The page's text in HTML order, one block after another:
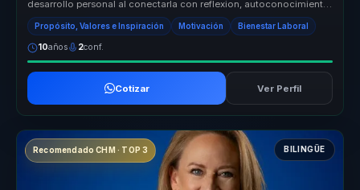
desarrollo personal al conectarla con reflexion, autoconocimiento
y vincul...
Propósito, Valores e Inspiración Motivación Bienestar Laboral
10años 2conf.
Cotizar Ver Perfil
Recomendado CHM · TOP 3 BILINGÜE